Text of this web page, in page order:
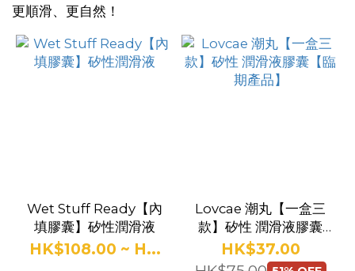
~
Wet
Stuff
(1)
更順滑、更自然！
Wet Stuff Ready【內
填膠囊】矽性潤滑液
HK$108.00 ~ H...
Lovcae 潮丸【一盒三
款】矽性 潤滑液膠囊
【臨期產品】
HK$37.00